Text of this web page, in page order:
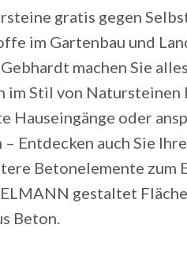
gratis gegen
im Gartenbau und
machen Sie
im Stil von
Hauseingänge oder
Entdecken auch Sie
Betonelemente zum
gestaltet
Beton.